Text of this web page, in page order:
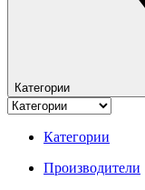
Категории
Категории
Производители